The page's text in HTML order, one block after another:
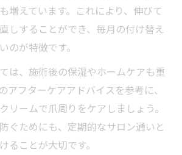
増えています。これにより、伸びて
しすることができ、毎月の付け替え
のが特徴です。
は、施術後の保湿やホームケアも重
アフターケアアドバイスを参考に、
リームで爪周りをケアしましょう。
ぐためにも、定期的なサロン通いと
ることが大切です。